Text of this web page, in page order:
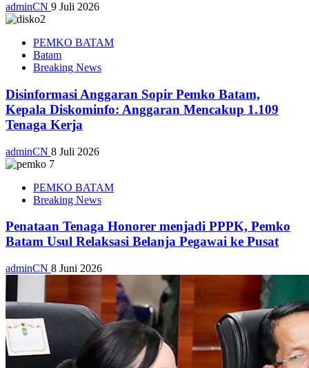
adminCN 9 Juli 2026
PEMKO BATAM
Batam
Breaking News
Disinformasi Anggaran Sopir Pemko Batam,
Kepala Diskominfo: Anggaran Mencakup 1.109
Tenaga Kerja
adminCN 8 Juli 2026
PEMKO BATAM
Breaking News
Penataan Tenaga Honorer menjadi PPPK, Pemko
Batam Usul Relaksasi Belanja Pegawai ke Pusat
adminCN 8 Juni 2026